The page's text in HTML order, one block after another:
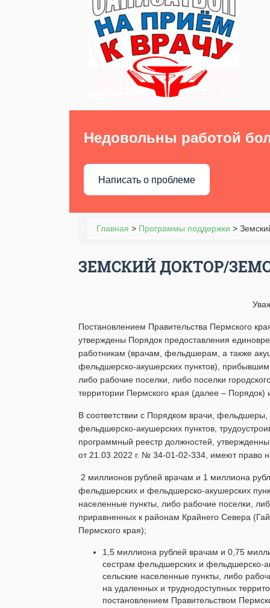
Недовольны работой
Написать о проблеме
Главная > Программы поддержки >
ЗЕМСКИЙ ДОКТОР/
Постановлением Правительства Пермского
утверждены Порядок предоставления
работникам (врачам, фельдшерам, а также
фельдшерско-акушерских пунктов),
либо рабочие поселки, либо поселки
территории Пермского края (далее –
В соответствии с Порядком врачи,
фельдшерско-акушерских пунктов,
программный реестр должностей,
от 21.03.2022 г. № 34-01-02-334, имеют право
2 миллионов рублей врачам и 1 миллиона
фельдшерских и фельдшерско-акушерских
населенные пункты, либо рабочие поселки,
приравненных к районам Крайнего Севера
Пермского края);
1,5 миллиона рублей врачам и 0,75
сестрам фельдшерских и фельдшерско-
сельские населенные пункты, либо
на удаленных и труднодоступных
постановлением Правительством